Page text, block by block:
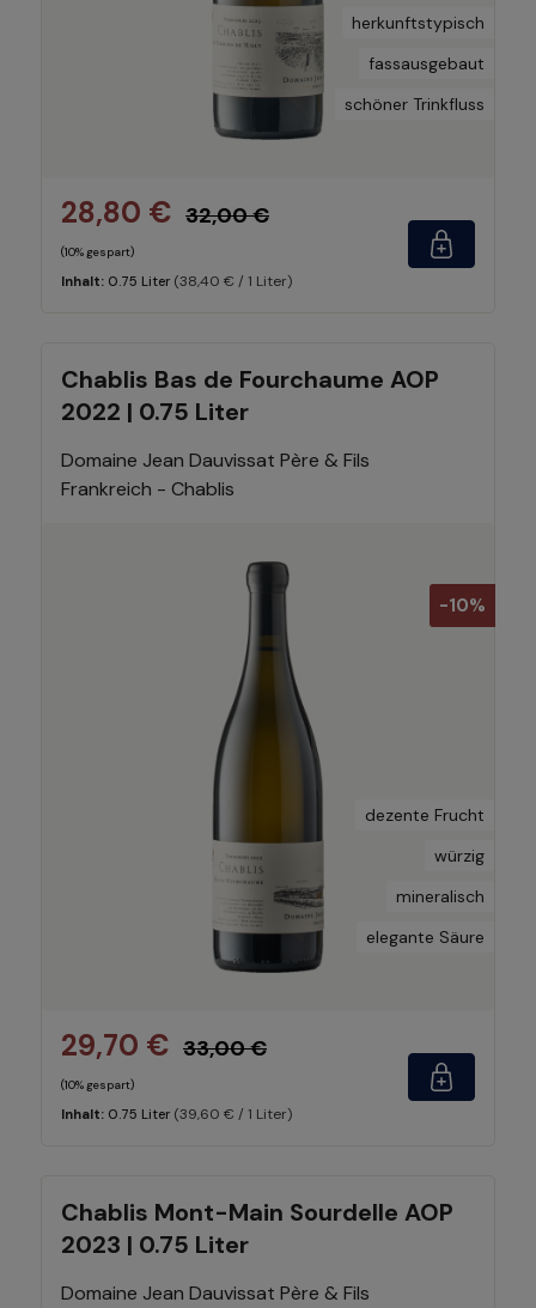
herkunftstypisch
fassausgebaut
schöner Trinkfluss
28,80 € 32,00 €
(10% gespart)
Inhalt: 0.75 Liter (38,40 € / 1 Liter)
Chablis Bas de Fourchaume AOP
2022 | 0.75 Liter
Domaine Jean Dauvissat Père & Fils
Frankreich - Chablis
-10%
dezente Frucht
würzig
mineralisch
elegante Säure
29,70 € 33,00 €
(10% gespart)
Inhalt: 0.75 Liter (39,60 € / 1 Liter)
Chablis Mont-Main Sourdelle AOP
2023 | 0.75 Liter
Domaine Jean Dauvissat Père & Fils